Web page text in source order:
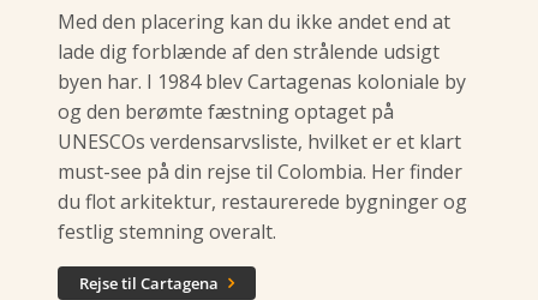
Med den placering kan du ikke andet end at
lade dig forblænde af den strålende udsigt
byen har. I 1984 blev Cartagenas koloniale by
og den berømte fæstning optaget på
UNESCOs verdensarvsliste, hvilket er et klart
must-see på din rejse til Colombia. Her finder
du flot arkitektur, restaurerede bygninger og
festlig stemning overalt.
Rejse til Cartagena 